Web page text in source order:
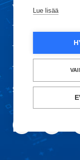
Vastuullisuus
Turvallisuustiedote
Lue lisää